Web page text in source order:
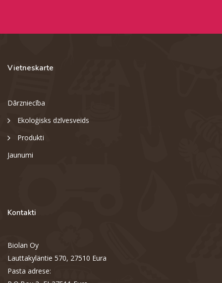
Vietneskarte
Dārzniecība
Ekoloģisks dzīvesveids
Produkti
Jaunumi
Kontakti
Biolan Oy
Lauttakyläntie 570, 27510 Eura
Pasta adrese: